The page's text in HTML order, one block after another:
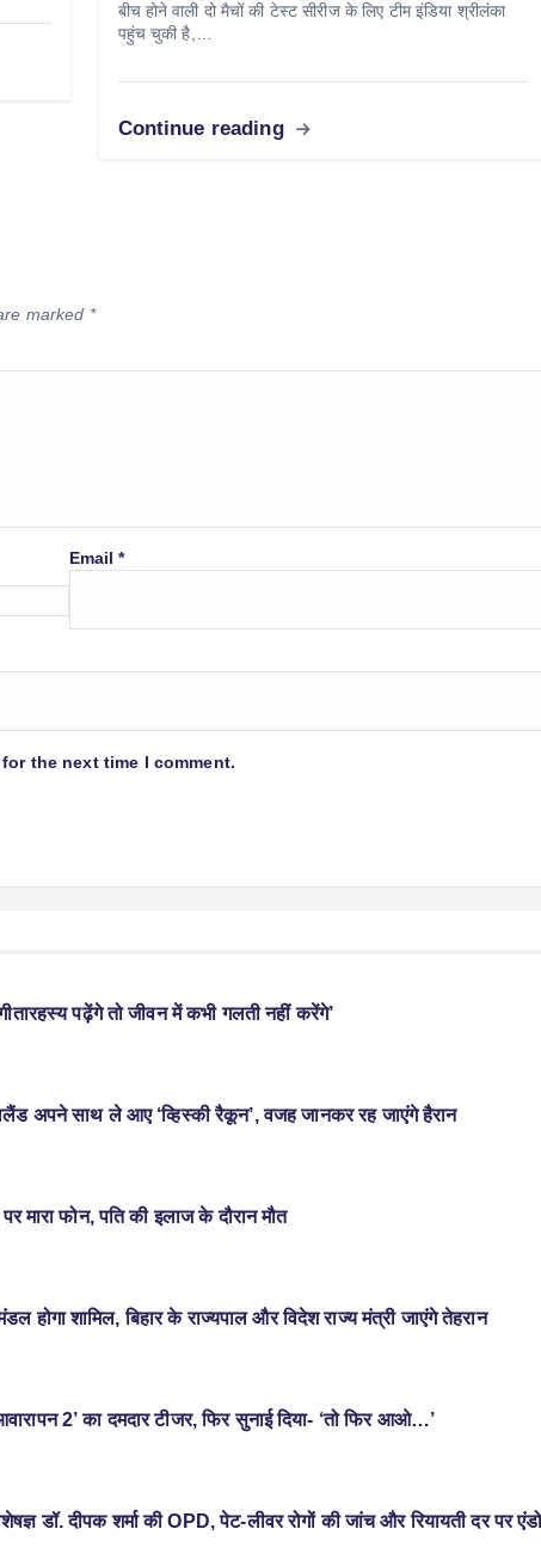
बीच होने वाली दो मैचों की टेस्ट सीरीज के लिए टीम इंडिया श्रीलंका
पहुंच चुकी है,…
Continue reading
marked *
Email*
the next time I comment.
पढ़ेंगे तो जीवन में कभी गलती नहीं करेंगे’
अपने साथ ले आए ‘व्हिस्की रैकून’, वजह जानकर रह जाएंगे हैरान
मारा फोन, पति की इलाज के दौरान मौत
होगा शामिल, बिहार के राज्यपाल और विदेश राज्य मंत्री जाएंगे तेहरान
2’ का दमदार टीजर, फिर सुनाई दिया- ‘तो फिर आओ…’
डॉ. दीपक शर्मा की OPD, पेट-लीवर रोगों की जांच और रियायती दर पर